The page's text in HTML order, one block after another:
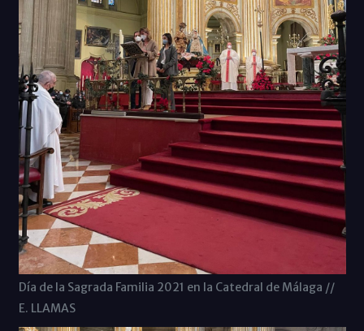
Día de la Sagrada Familia 2021 en la Catedral de Málaga //
E. LLAMAS